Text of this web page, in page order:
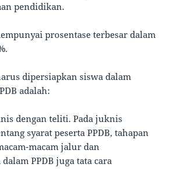
pendidikan.
prosentase terbesar dalam
dipersiapkan siswa dalam
adalah:
dengan teliti. Pada juknis
syarat peserta PPDB, tahapan
macam jalur dan
PPDB juga tata cara